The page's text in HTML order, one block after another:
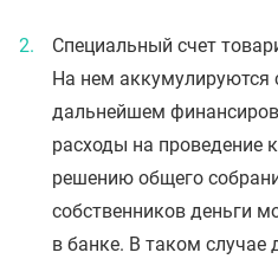
Специальный счет
На нем аккумулируются
дальнейшем
расходы на проведение
решению общего
собственников деньги
в банке. В таком случае